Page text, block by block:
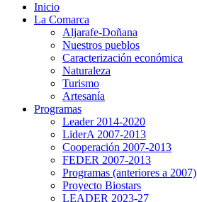
Inicio
La Comarca
Aljarafe-Doñana
Nuestros pueblos
Caracterización económica
Naturaleza
Turismo
Artesanía
Programas
Leader 2014-2020
LiderA 2007-2013
Cooperación 2007-2013
FEDER 2007-2013
Programas (anteriores a 2007)
Proyecto Biostars
LEADER 2023-27